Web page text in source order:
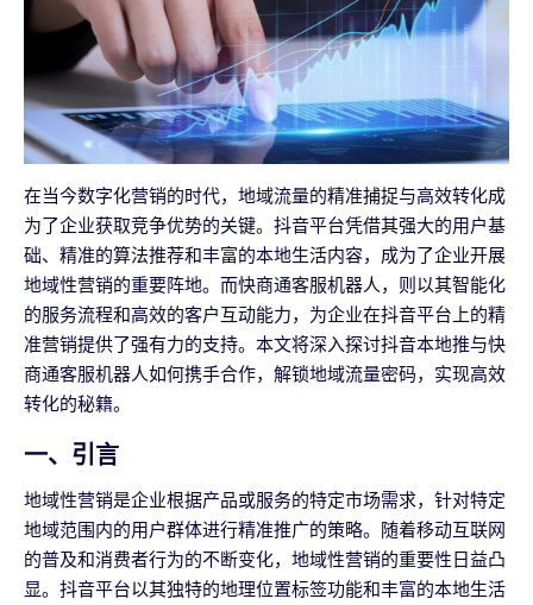
在当今数字化营销的时代，地域流量的精准捕捉与高效转化成
为了企业获取竞争优势的关键。抖音平台凭借其强大的用户基
础、精准的算法推荐和丰富的本地生活内容，成为了企业开展
地域性营销的重要阵地。而快商通客服机器人，则以其智能化
的服务流程和高效的客户互动能力，为企业在抖音平台上的精
准营销提供了强有力的支持。本文将深入探讨抖音本地推与快
商通客服机器人如何携手合作，解锁地域流量密码，实现高效
转化的秘籍。
一、引言
地域性营销是企业根据产品或服务的特定市场需求，针对特定
地域范围内的用户群体进行精准推广的策略。随着移动互联网
的普及和消费者行为的不断变化，地域性营销的重要性日益凸
显。抖音平台以其独特的地理位置标签功能和丰富的本地生活